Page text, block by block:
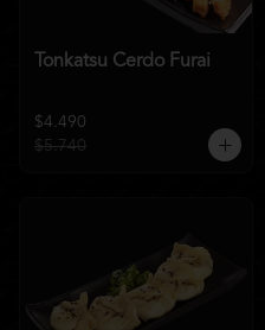
Tonkatsu Cerdo Furai
$4.490
$5.740